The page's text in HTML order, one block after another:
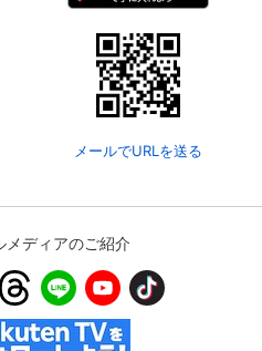
メールでURLを送る
メディアのご紹介